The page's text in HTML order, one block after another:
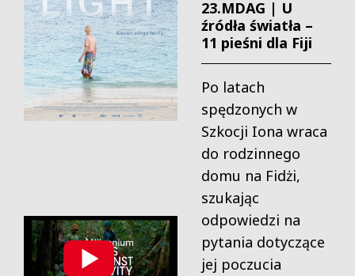
23.MDAG | U
źródła światła –
11 pieśni dla Fiji
Po latach
spędzonych w
Szkocji Iona wraca
do rodzinnego
domu na Fidżi,
szukając
odpowiedzi na
pytania dotyczące
jej poczucia